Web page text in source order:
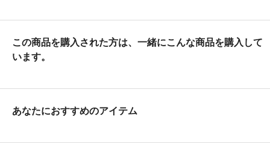
この商品を購入された方は、一緒にこんな商品を購入して
います。
あなたにおすすめのアイテム